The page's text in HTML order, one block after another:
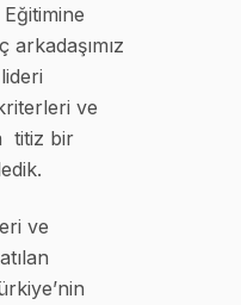
ve
titiz bir
ve